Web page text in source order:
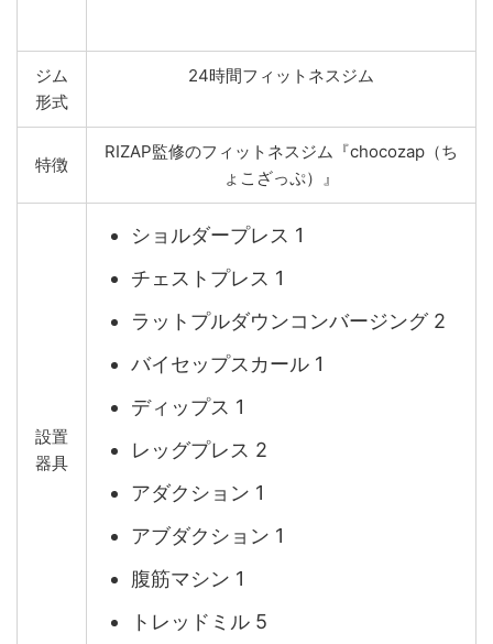
ジム
形式
24時間フィットネスジム
特徴
RIZAP監修のフィットネスジム『chocozap（ち
ょこざっぷ）』
設置
器具
ショルダープレス 1
チェストプレス 1
ラットプルダウンコンバージング 2
バイセップスカール 1
ディップス 1
レッグプレス 2
アダクション 1
アブダクション 1
腹筋マシン 1
トレッドミル 5